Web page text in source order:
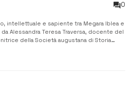
0
intellettuale e sapiente tra Megara Iblea e
Alessandra Teresa Traversa, docente del
della Società augustana di Storia
scorso, nel salone di rappresentanz...